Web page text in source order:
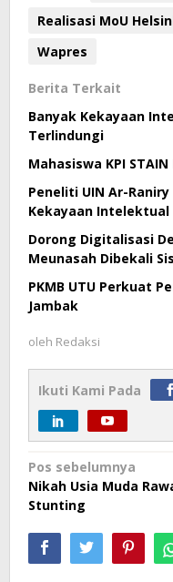
Realisasi MoU
Wapres
Berita Terkait
Banyak Kekayaan
Terlindungi
Mahasiswa KPI
Peneliti UIN Ar-
Kekayaan Intelektual
Dorong Digitalisasi
Meunasah Dibekali
PKMB UTU Perkuat
Jambak
oleh Redaksi
Ikuti Kami Pada
Navigasi
pos
Pos sebelumnya
Nikah Usia Muda
Stunting